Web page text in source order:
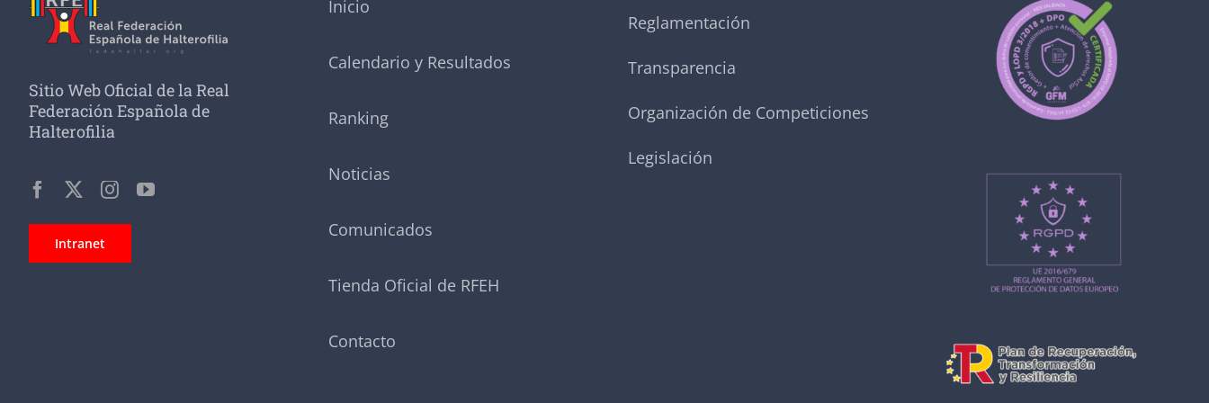
Sitio Web Oficial de la Real
Federación Española de
Halterofilia
Intranet
Inicio
Calendario y Resultados
Ranking
Noticias
Comunicados
Tienda Oficial de RFEH
Contacto
Reglamentación
Transparencia
Organización de Competiciones
Legislación